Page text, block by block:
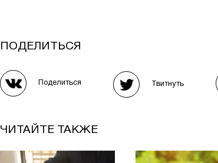
ПОДЕЛИТЬСЯ
Поделиться Твитнуть
ЧИТАЙТЕ ТАКЖЕ